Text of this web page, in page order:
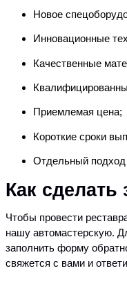
Новое
Инновационные
Качественные
Приемлемая цена;
Короткие сроки
Отдельный
Как сделать
Чтобы провести
нашу автомастерскую.
заполнить форму
свяжется с вами и